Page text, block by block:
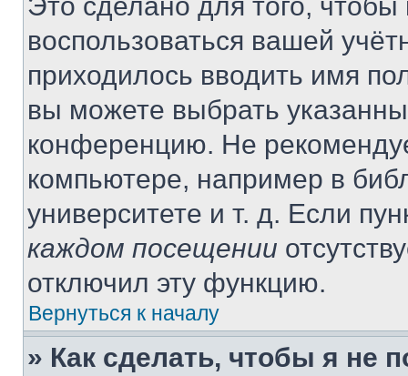
воспользоваться вашей
приходилось вводить имя
вы можете выбрать
конференцию. Не
компьютере, например в
университете и т. д. Если
каждом посещении
отключил эту функцию.
Вернуться к началу
» Как сделать, чтобы я не